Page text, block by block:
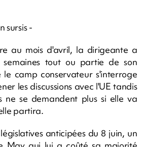
sursis -
au mois d'avril, la dirigeante a
tout ou partie de son
camp conservateur s'interroge
les discussions avec l'UE tandis
ne se demandent plus si elle va
partira.
anticipées du 8 juin, un